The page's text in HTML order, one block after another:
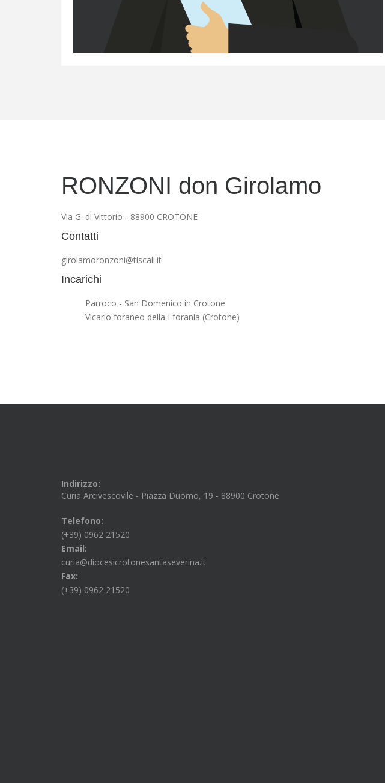
RONZONI don Girolamo
Via G. di Vittorio - 88900 CROTONE
Contatti
girolamoronzoni@tiscali.it
Incarichi
Parroco - San Domenico in Crotone
Vicario foraneo della I forania (Crotone)
Indirizzo:
Curia Arcivescovile - Piazza Duomo, 19 - 88900 Crotone
Telefono:
(+39) 0962 21520
Email:
curia@diocesicrotonesantaseverina.it
Fax:
(+39) 0962 21520